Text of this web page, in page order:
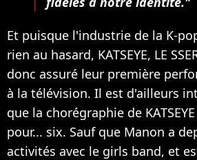
Et puisque l'industrie de la K-
rien au hasard, KATSEYE, LE
donc assuré leur première
à la télévision. Il est d'ailleurs
que la chorégraphie de
pour... six. Sauf que Manon a
activités avec le girls band, et